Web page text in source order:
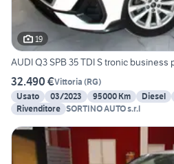
19
AUDI Q3 SPB 35 TDI S tronic business
32.490 €Vittoria (RG)
Usato
03/2023 95000 Km Diesel
Rivenditore SORTINO AUTO s.r.l